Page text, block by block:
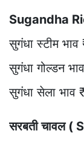
Sugandha
सुगंधा स्टीम
सुगंधा गोल्डन
सुगंधा सेला
सरबती चावल